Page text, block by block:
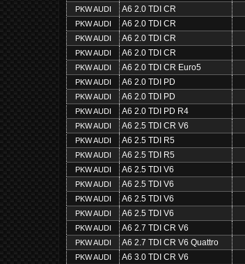
PKW AUDI A6 2.0 TDI CR
PKW AUDI A6 2.0 TDI CR
PKW AUDI A6 2.0 TDI CR
PKW AUDI A6 2.0 TDI CR
PKW AUDI A6 2.0 TDI CR Euro5
PKW AUDI A6 2.0 TDI PD
PKW AUDI A6 2.0 TDI PD
PKW AUDI A6 2.0 TDI PD R4
PKW AUDI A6 2.5 TDI CR V6
PKW AUDI A6 2.5 TDI R5
PKW AUDI A6 2.5 TDI R5
PKW AUDI A6 2.5 TDI V6
PKW AUDI A6 2.5 TDI V6
PKW AUDI A6 2.5 TDI V6
PKW AUDI A6 2.5 TDI V6
PKW AUDI A6 2.7 TDI CR V6
PKW AUDI A6 2.7 TDI CR V6 Quattro
PKW AUDI A6 3.0 TDI CR V6